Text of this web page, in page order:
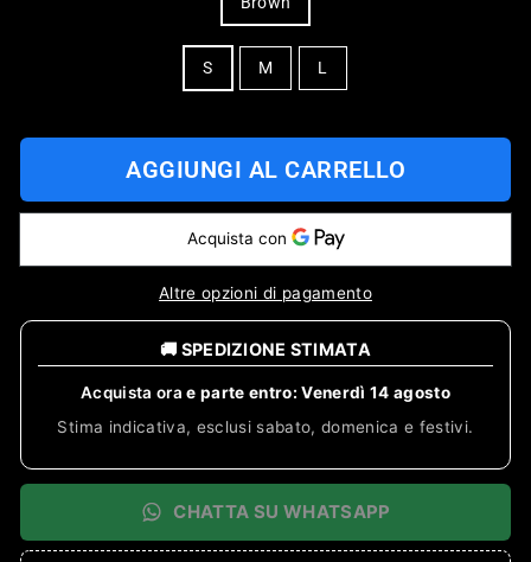
S M L
AGGIUNGI AL CARRELLO
Altre opzioni di pagamento
🚚 SPEDIZIONE STIMATA
Acquista orae parte entro:Venerdì 14 agosto
Stima indicativa, esclusi sabato, domenica e festivi.
CHATTA SU WHATSAPP